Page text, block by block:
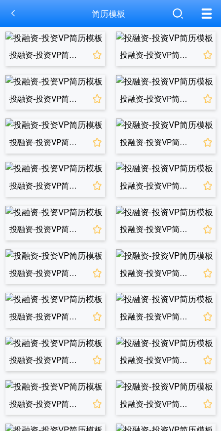
简历模板
投融资-投资VP简历模板 投融资-投资VP简历模板
投融资-投资VP简历模板 投融资-投资VP简历模板
投融资-投资VP简历模板 投融资-投资VP简历模板
投融资-投资VP简历模板 投融资-投资VP简历模板
投融资-投资VP简历模板 投融资-投资VP简历模板
投融资-投资VP简历模板 投融资-投资VP简历模板
投融资-投资VP简历模板 投融资-投资VP简历模板
投融资-投资VP简历模板 投融资-投资VP简历模板
投融资-投资VP简历模板 投融资-投资VP简历模板